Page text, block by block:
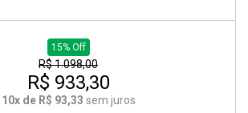
15% Off
R$ 1.098,00
R$ 933,30
10x de R$ 93,33 sem juros